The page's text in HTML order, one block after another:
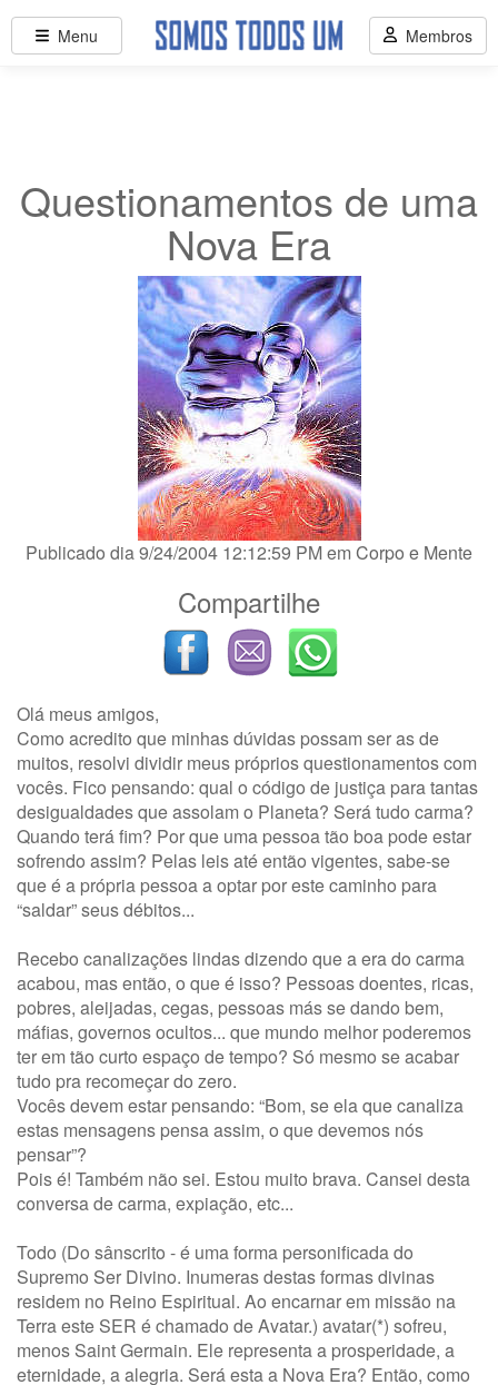
Questionamentos de uma
Nova Era
Publicado dia 9/24/2004 12:12:59 PM emCorpo e Mente
Compartilhe
Olá meus amigos,
Como acredito que minhas dúvidas possam ser as de
muitos, resolvi dividir meus próprios questionamentos com
vocês. Fico pensando: qual o código de justiça para tantas
desigualdades que assolam o Planeta? Será tudo carma?
Quando terá fim? Por que uma pessoa tão boa pode estar
sofrendo assim? Pelas leis até então vigentes, sabe-se
que é a própria pessoa a optar por este caminho para
“saldar” seus débitos...
Recebo canalizações lindas dizendo que a era do carma
acabou, mas então, o que é isso? Pessoas doentes, ricas,
pobres, aleijadas, cegas, pessoas más se dando bem,
máfias, governos ocultos... que mundo melhor poderemos
ter em tão curto espaço de tempo? Só mesmo se acabar
tudo pra recomeçar do zero.
Vocês devem estar pensando: “Bom, se ela que canaliza
estas mensagens pensa assim, o que devemos nós
pensar”?
Pois é! Também não sei. Estou muito brava. Cansei desta
conversa de carma, expiação, etc...
Todo (Do sânscrito - é uma forma personificada do
Supremo Ser Divino. Inumeras destas formas divinas
residem no Reino Espiritual. Ao encarnar em missão na
Terra este SER é chamado de Avatar.) avatar(*) sofreu,
menos Saint Germain. Ele representa a prosperidade, a
eternidade, a alegria. Será esta a Nova Era? Então, como
Menu Membros